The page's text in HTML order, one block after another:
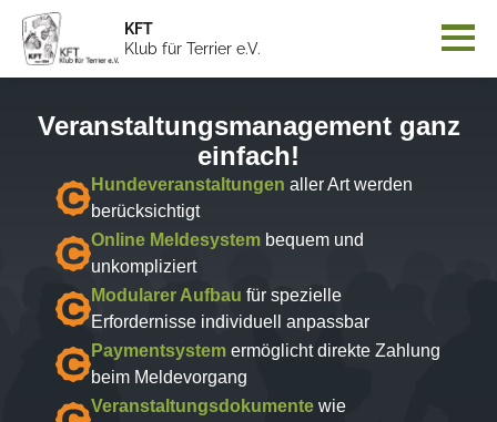
KFT
Klub für Terrier e.V.
Veranstaltungsmanagement ganz
einfach!
Hundeveranstaltungen aller Art werden
berücksichtigt
Online Meldesystem bequem und
unkompliziert
Modularer Aufbau für spezielle
Erfordernisse individuell anpassbar
Paymentsystem ermöglicht direkte Zahlung
beim Meldevorgang
Veranstaltungsdokumente wie